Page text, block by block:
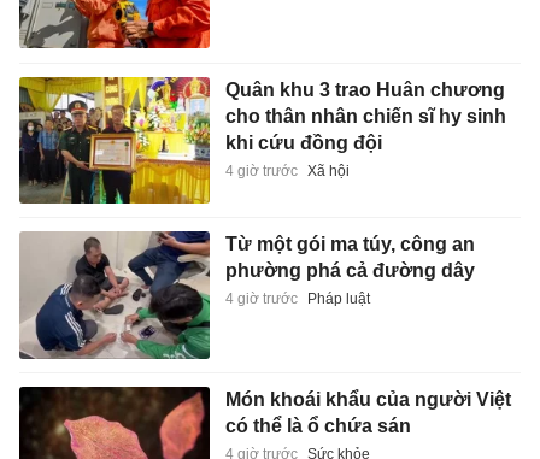
Quân khu 3 trao Huân chương
cho thân nhân chiến sĩ hy sinh
khi cứu đồng đội
4 giờ trước Xã hội
Từ một gói ma túy, công an
phường phá cả đường dây
4 giờ trước Pháp luật
Món khoái khẩu của người Việt
có thể là ổ chứa sán
4 giờ trước Sức khỏe